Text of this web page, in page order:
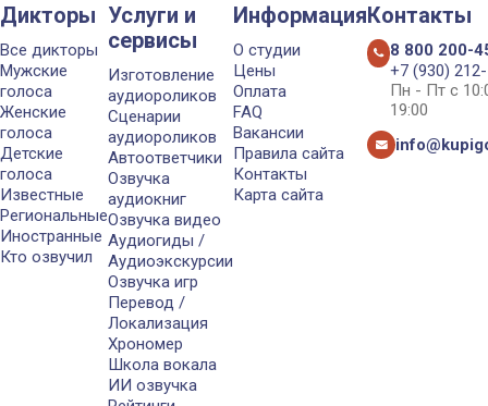
Дикторы
Все дикторы
Мужские
голоса
Женские
голоса
Детские
голоса
Известные
Региональные
Иностранные
Кто озвучил
Услуги и
сервисы
Изготовление
аудиороликов
Сценарии
аудиороликов
Автоответчики
Озвучка
аудиокниг
Озвучка видео
Аудиогиды /
Аудиоэкскурсии
Озвучка игр
Перевод /
Локализация
Хрономер
Школа вокала
ИИ озвучка
Информация
О студии
Цены
Оплата
FAQ
Вакансии
Правила сайта
Контакты
Карта сайта
Контакты
8 800 200-
+7 (930)
Пн - Пт с
19:00